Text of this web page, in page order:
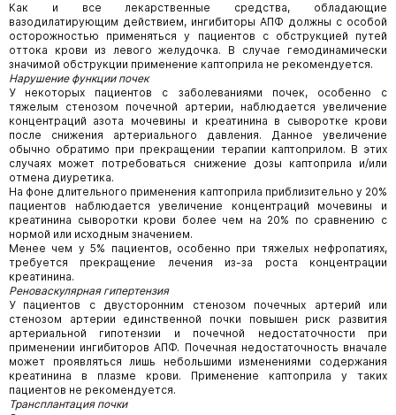
Как и все лекарственные средства, обладающие
вазодилатирующим действием, ингибиторы АПФ должны с особой
осторожностью применяться у пациентов с обструкцией путей
оттока крови из левого желудочка. В случае гемодинамически
значимой обструкции применение каптоприла не рекомендуется.
Нарушение функции почек
У некоторых пациентов с заболеваниями почек, особенно с
тяжелым стенозом почечной артерии, наблюдается увеличение
концентраций азота мочевины и креатинина в сыворотке крови
после снижения артериального давления. Данное увеличение
обычно обратимо при прекращении терапии каптоприлом. В этих
случаях может потребоваться снижение дозы каптоприла и/или
отмена диуретика.
На фоне длительного применения каптоприла приблизительно у 20%
пациентов наблюдается увеличение концентраций мочевины и
креатинина сыворотки крови более чем на 20% по сравнению с
нормой или исходным значением.
Менее чем у 5% пациентов, особенно при тяжелых нефропатиях,
требуется прекращение лечения из-за роста концентрации
креатинина.
Реноваскулярная гипертензия
У пациентов с двусторонним стенозом почечных артерий или
стенозом артерии единственной почки повышен риск развития
артериальной гипотензии и почечной недостаточности при
применении ингибиторов АПФ. Почечная недостаточность вначале
может проявляться лишь небольшими изменениями содержания
креатинина в плазме крови. Применение каптоприла у таких
пациентов не рекомендуется.
Трансплантация почки